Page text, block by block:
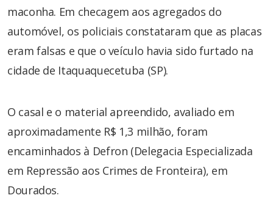
maconha. Em checagem aos agregados do
automóvel, os policiais constataram que as placas
eram falsas e que o veículo havia sido furtado na
cidade de Itaquaquecetuba (SP).
O casal e o material apreendido, avaliado em
aproximadamente R$ 1,3 milhão, foram
encaminhados à Defron (Delegacia Especializada
em Repressão aos Crimes de Fronteira), em
Dourados.